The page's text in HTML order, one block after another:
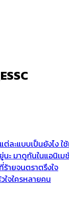
ละแบบเป็นยังไง ใ
นะ มาดูกันในแอนิเ
ายจนตราตรึงใจ
ใจใครหลายคน